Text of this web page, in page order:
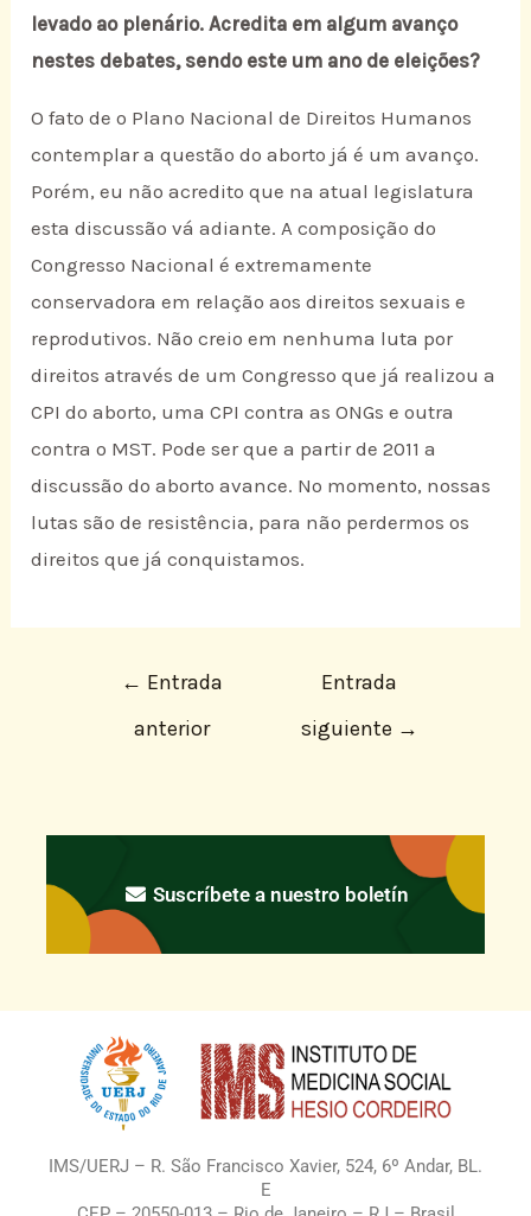
levado ao plenário. Acredita em algum avanço
nestes debates, sendo este um ano de eleições?
O fato de o Plano Nacional de Direitos Humanos
contemplar a questão do aborto já é um avanço.
Porém, eu não acredito que na atual legislatura
esta discussão vá adiante. A composição do
Congresso Nacional é extremamente
conservadora em relação aos direitos sexuais e
reprodutivos. Não creio em nenhuma luta por
direitos através de um Congresso que já realizou a
CPI do aborto, uma CPI contra as ONGs e outra
contra o MST. Pode ser que a partir de 2011 a
discussão do aborto avance. No momento, nossas
lutas são de resistência, para não perdermos os
direitos que já conquistamos.
← Entrada
anterior
Entrada
siguiente →
Suscríbete a nuestro boletín
IMS/UERJ – R. São Francisco Xavier, 524, 6º Andar, BL.
E